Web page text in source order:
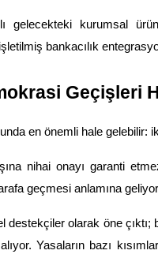
gelecekteki kurumsal
bankacılık
Geçişleri
en önemli hale gelebilir:
nihai onayı garanti
geçmesi anlamına
destekçiler olarak öne
Yasaların bazı